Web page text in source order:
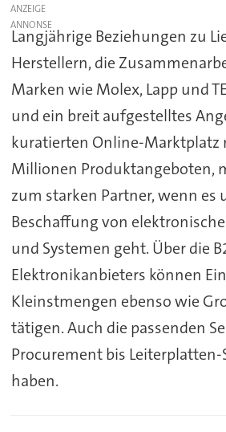
ANZEIGE
Langjährige Beziehungen zu
Herstellern, die
Marken wie Molex, Lapp und
und ein breit aufgestelltes
kuratierten Online-Marktplatz
Millionen Produktangeboten,
zum starken Partner, wenn es
Beschaffung von
und Systemen geht. Über die
Elektronikanbieters können
Kleinstmengen ebenso wie
tätigen. Auch die passenden
Procurement bis Leiterplatten-
haben.